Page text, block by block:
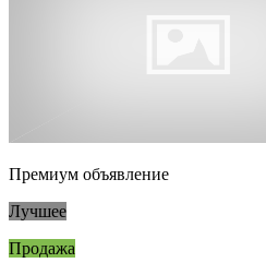
Премиум объявление
Лучшее
Продажа